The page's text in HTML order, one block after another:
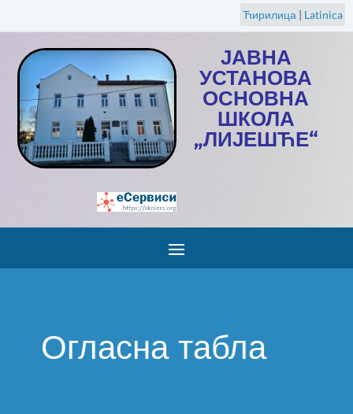
Ћирилица | Latinica
ЈАВНА
УСТАНОВА
ОСНОВНА
ШКОЛА
„ЛИЈЕШЋЕ“
Огласна табла